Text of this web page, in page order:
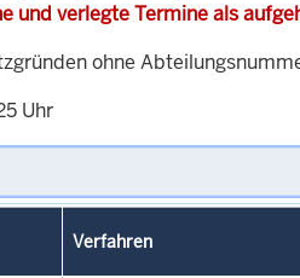
und verlegte Termine als
ohne
Uhr
Verfahren